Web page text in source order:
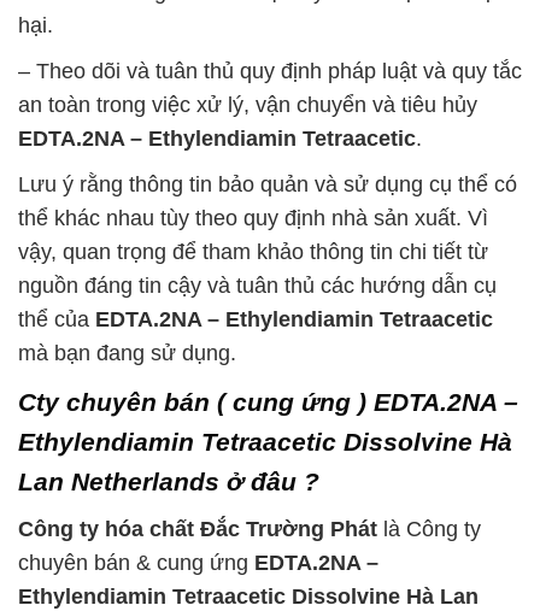
hại.
– Theo dõi và tuân thủ quy định pháp luật và quy tắc
an toàn trong việc xử lý, vận chuyển và tiêu hủy
EDTA.2NA – Ethylendiamin Tetraacetic.
Lưu ý rằng thông tin bảo quản và sử dụng cụ thể có
thể khác nhau tùy theo quy định nhà sản xuất. Vì
vậy, quan trọng để tham khảo thông tin chi tiết từ
nguồn đáng tin cậy và tuân thủ các hướng dẫn cụ
thể của EDTA.2NA – Ethylendiamin Tetraacetic
mà bạn đang sử dụng.
Cty chuyên bán ( cung ứng ) EDTA.2NA –
Ethylendiamin Tetraacetic Dissolvine Hà
Lan Netherlands ở đâu ?
Công ty hóa chất Đắc Trường Phát là Công ty
chuyên bán & cung ứng EDTA.2NA –
Ethylendiamin Tetraacetic Dissolvine Hà Lan